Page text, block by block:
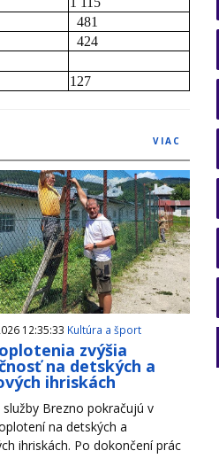
481
424
127
VIAC
12:35:33 Kultúra a šport
zvýšia
na detských a
ihriskách
Brezno pokračujú v
na detských a
ihriskách. Po dokončení prác